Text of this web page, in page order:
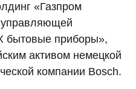
«Газпром
бытовые приборы»,
активом немецкой
компании Bosch.